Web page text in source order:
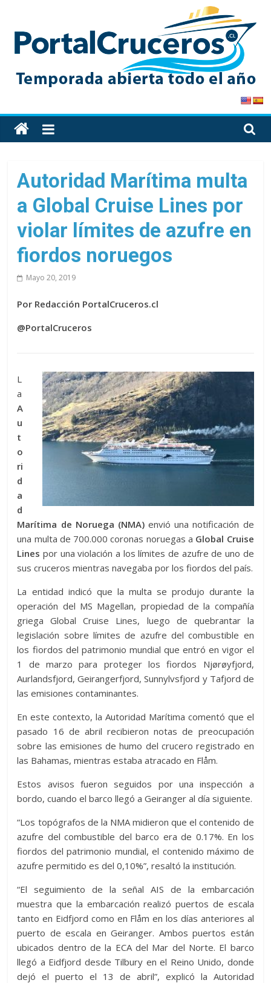
content
PortalCruceros
Toda
la
cruceros
en
un
solo
sitio
Autoridad Marítima multa
a Global Cruise Lines por
violar límites de azufre en
fiordos noruegos
Mayo 20, 2019
Por Redacción PortalCruceros.cl
@PortalCruceros
L
a
A
u
t
o
ri
d
a
d
Marítima de Noruega (NMA)envió una notificación de
una multa de 700.000 coronas noruegas a Global Cruise
Lines por una violación a los límites de azufre de uno de
sus cruceros mientras navegaba por los fiordos del país.
La entidad indicó que la multa se produjo durante la
operación del MS Magellan, propiedad de la compañía
griega Global Cruise Lines, luego de quebrantar la
legislación sobre límites de azufre del combustible en
los fiordos del patrimonio mundial que entró en vigor el
1 de marzo para proteger los fiordos Njørøyfjord,
Aurlandsfjord, Geirangerfjord, Sunnylvsfjord y Tafjord de
las emisiones contaminantes.
En este contexto, la Autoridad Marítima comentó que el
pasado 16 de abril recibieron notas de preocupación
sobre las emisiones de humo del crucero registrado en
las Bahamas, mientras estaba atracado en Flåm.
Estos avisos fueron seguidos por una inspección a
bordo, cuando el barco llegó a Geiranger al día siguiente.
“Los topógrafos de la NMA midieron que el contenido de
azufre del combustible del barco era de 0.17%. En los
fiordos del patrimonio mundial, el contenido máximo de
azufre permitido es del 0,10%”, resaltó la institución.
“El seguimiento de la señal AIS de la embarcación
muestra que la embarcación realizó puertos de escala
tanto en Eidfjord como en Flåm en los días anteriores al
puerto de escala en Geiranger. Ambos puertos están
ubicados dentro de la ECA del Mar del Norte. El barco
llegó a Eidfjord desde Tilbury en el Reino Unido, donde
dejó el puerto el 13 de abril”, explicó la Autoridad